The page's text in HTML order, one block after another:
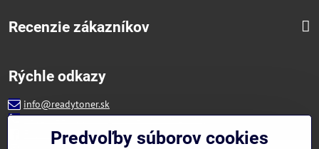
Recenzie zákazníkov
Rýchle odkazy
info@readytoner.sk
+421 944 322 536 (PO-PIA: 09:00- 15:00)
FacebookPredvoľby súborov cookies